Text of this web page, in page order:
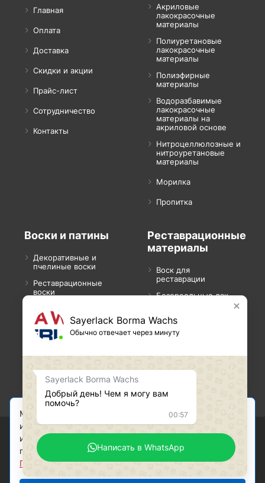
Главная
Оплата
Доставка
Скидки и акции
Прайс-лист
Сотрудничество
Контакты
Акриловые
лакокрасочные
материалы
Полиуретановые
лакокрасочные
материалы
Полиэфирные
материалы
Водоразбавимые
лакокрасочные
материалы на
акриловой основе
Нитроцеллюлозные и
нитроуретановые
материалы
Морилка
Пропитка
Воски и патины
Декоративные и
пчелиные воски
Реставрационные
воски
Воски для саун
Концентрированная
патина
Финишные лаки
Растворители для
масла
Реставрационные
материалы
Воск для
реставрации
Безореольные лак-
Шпаклевка для
реставрации
ретуши для
2026 © Все права защищены. Разработка сайта
Мы используем файлы cookie. Продолжив
использование сайта, Вы соглашаетесь с политикой
использования файлов cookie, обработки
персональных данных и конфиденциальности.
Подробнее
Sayerlack Borma Wachs
Обычно отвечает через минуту
Sayerlack Borma Wachs
Добрый день! Чем я могу вам
помочь?
00:57
Написать в WhatsApp